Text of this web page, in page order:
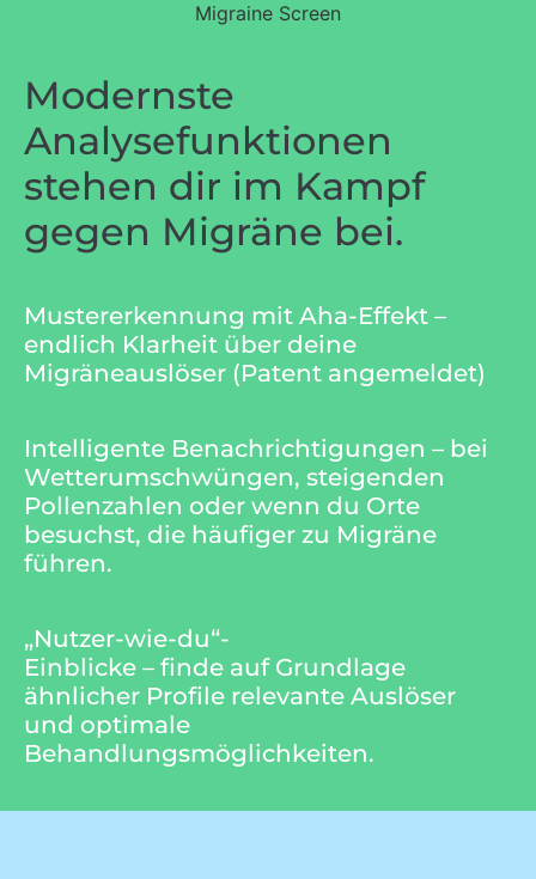
Modernste
Analysefunktionen
stehen dir im Kampf
gegen Migräne bei.
Mustererkennung mit Aha-Effekt –
endlich Klarheit über deine
Migräneauslöser (Patent angemeldet)
Intelligente Benachrichtigungen – bei
Wetterumschwüngen, steigenden
Pollenzahlen oder wenn du Orte
besuchst, die häufiger zu Migräne
führen.
„Nutzer-wie-du“-
Einblicke – finde auf Grundlage
ähnlicher Profile relevante Auslöser
und optimale
Behandlungsmöglichkeiten.